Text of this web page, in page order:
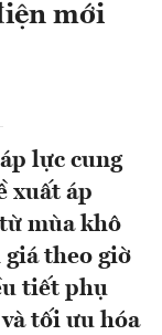
mới
lực cung
xuất áp
mùa khô
theo giờ
tiết phụ
tối ưu hóa